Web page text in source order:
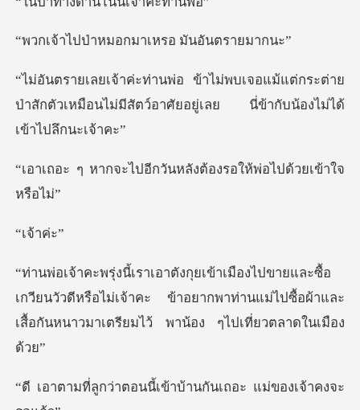
หมอกมาเหรอ มั
้แต่กระต่าย
ป่าสักตัวเหมือนไม่มีสัตว์อาศัยอ
กวันหลังต้องรอให้พ่อ
้าค
อ
เกวียนวัวดีหรือไม่เจ้าคะ ข้าอยากพาท่านแม่ไปซื้อผ้าและ
อนนี้เข้าบ้านกันเถอะ